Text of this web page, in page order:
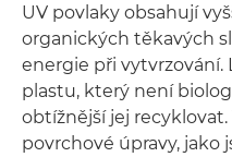
UV povlaky obsahují
organických těkavých
energie při vytvrzování.
plastu, který není
obtížnější jej
povrchové úpravy, jako